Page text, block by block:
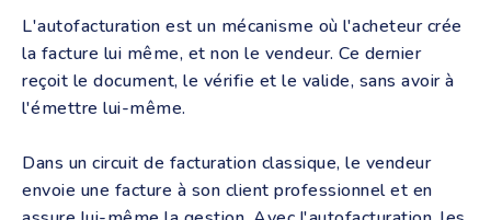
L'autofacturation est un mécanisme où l'acheteur crée
la facture lui même, et non le vendeur. Ce dernier
reçoit le document, le vérifie et le valide, sans avoir à
l'émettre lui-même.
Dans un circuit de facturation classique, le vendeur
envoie une facture à son client professionnel et en